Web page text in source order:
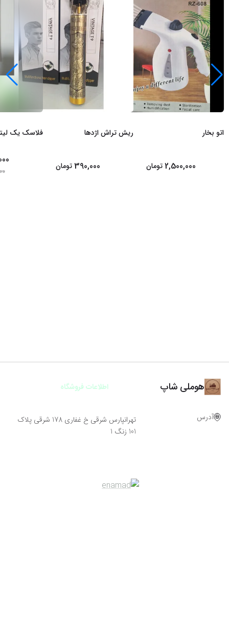
اتو بخار
2,500,000 تومان
ریش تراش اژدها
390,000 تومان
فلاسک یک
هوملی شاپ اطلاعات فروشگاه
آدرس
تهرانپارس شرقی خ غفاری 178 شرقی پلاک
101 زنگ 1